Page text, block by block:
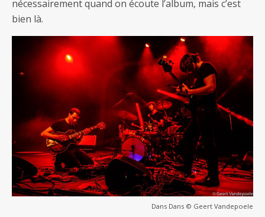
nécessairement quand on écoute l’album, mais c’est
bien là.
Dans Dans © Geert Vandepoele